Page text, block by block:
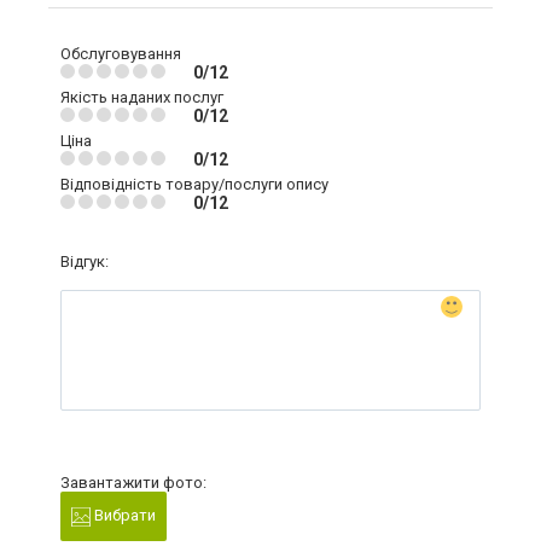
Обслуговування
0/12
Якість наданих послуг
0/12
Ціна
0/12
Відповідність товару/послуги опису
0/12
Відгук:
Завантажити фото:
Вибрати